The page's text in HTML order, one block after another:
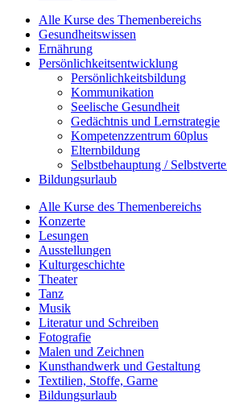
Alle Kurse des Themenbereichs
Gesundheitswissen
Ernährung
Persönlichkeitsentwicklung
Persönlichkeitsbildung
Kommunikation
Seelische Gesundheit
Gedächtnis und Lernstrategie
Kompetenzzentrum 60plus
Elternbildung
Selbstbehauptung /
Bildungsurlaub
Alle Kurse des Themenbereichs
Konzerte
Lesungen
Ausstellungen
Kulturgeschichte
Theater
Tanz
Musik
Literatur und Schreiben
Fotografie
Malen und Zeichnen
Kunsthandwerk und Gestaltung
Textilien, Stoffe, Garne
Bildungsurlaub